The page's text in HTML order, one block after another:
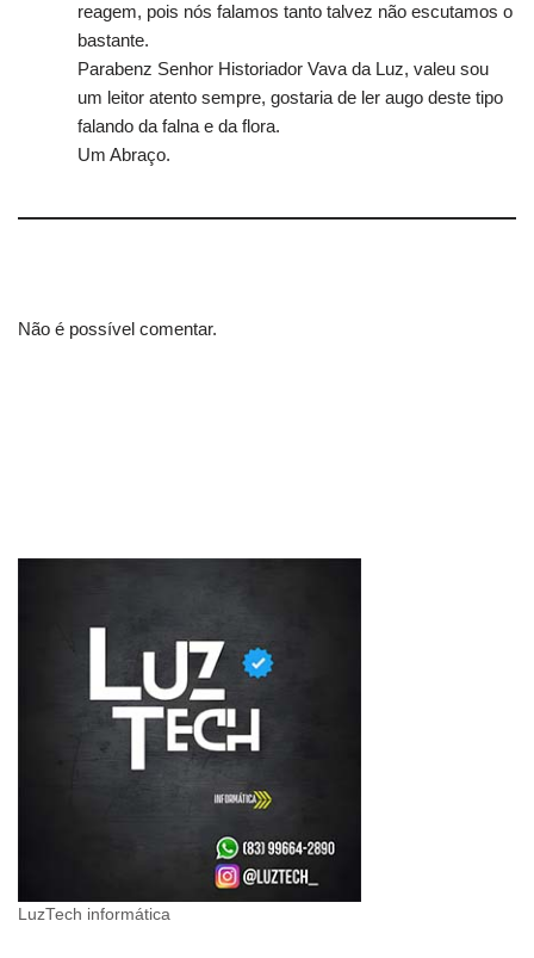
reagem, pois nós falamos tanto talvez não escutamos o
bastante.
Parabenz Senhor Historiador Vava da Luz, valeu sou
um leitor atento sempre, gostaria de ler augo deste tipo
falando da falna e da flora.
Um Abraço.
Não é possível comentar.
LuzTech informática